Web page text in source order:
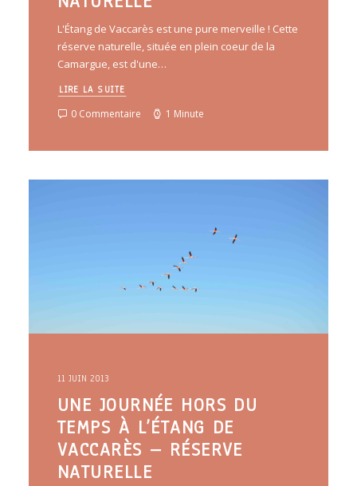
L'Étang de Vaccarès est une pure merveille ! Cette
réserve naturelle, située en plein coeur de la
Camargue, est d'une…
LIRE LA SUITE
0 Commentaire 1 Minute
11 JUIN 2013
UNE JOURNÉE HORS DU
TEMPS À L’ÉTANG DE
VACCARÈS – RÉSERVE
NATURELLE